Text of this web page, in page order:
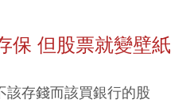
保 但股票就變壁紙
該存錢而該買銀行的股